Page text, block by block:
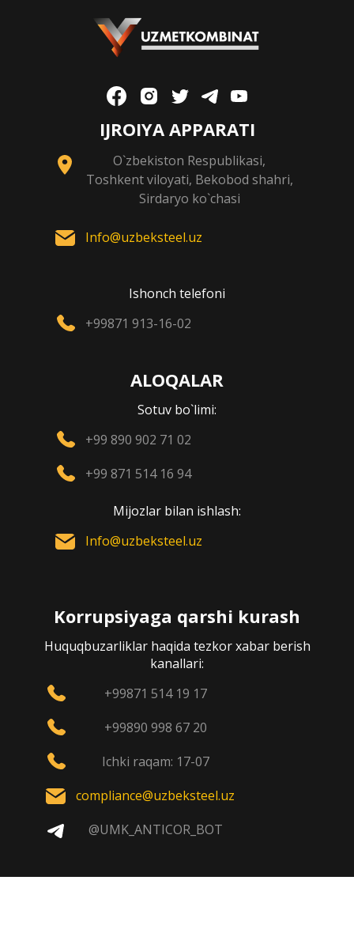
IJROIYA APPARATI
O`zbekiston Respublikasi,
Toshkent viloyati, Bekobod shahri,
Sirdaryo ko`chasi
Info@uzbeksteel.uz
Ishonch telefoni
+99871 913-16-02
ALOQALAR
Sotuv bo`limi:
+99 890 902 71 02
+99 871 514 16 94
Mijozlar bilan ishlash:
Info@uzbeksteel.uz
Korrupsiyaga qarshi kurash
Huquqbuzarliklar haqida tezkor xabar berish
kanallari:
+99871 514 19 17
+99890 998 67 20
Ichki raqam: 17-07
compliance@uzbeksteel.uz
@UMK_ANTICOR_BOT